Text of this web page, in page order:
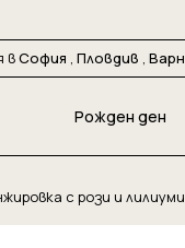
вСофия , Пловдив ,
Рожден ден
с рози и лилиуми